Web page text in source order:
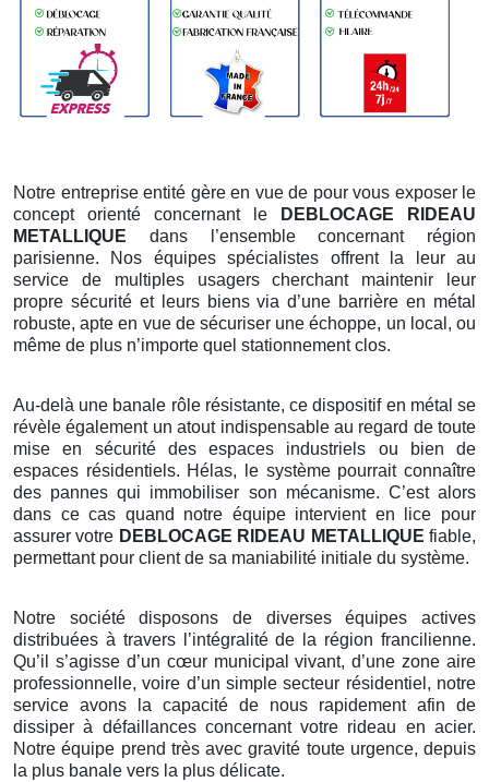
Notre entreprise entité gère en vue de pour vous exposer le
concept orienté concernant le
DEBLOCAGE RIDEAU
METALLIQUE dans l’ensemble concernant région
parisienne. Nos équipes spécialistes offrent la leur au
service de multiples usagers cherchant maintenir leur
propre sécurité et leurs biens via d’une barrière en métal
robuste, apte en vue de sécuriser une échoppe, un local, ou
même de plus n’importe quel stationnement clos.
Au-delà une banale rôle résistante, ce dispositif en métal se
révèle également un atout indispensable au regard de toute
mise en sécurité des espaces industriels ou bien de
espaces résidentiels. Hélas, le système pourrait connaître
des pannes qui immobiliser son mécanisme. C’est alors
dans ce cas quand notre équipe intervient en lice pour
assurer votre DEBLOCAGE RIDEAU METALLIQUE fiable,
permettant pour client de sa maniabilité initiale du système.
Notre société disposons de diverses équipes actives
distribuées à travers l’intégralité de la région francilienne.
Qu’il s’agisse d’un cœur municipal vivant, d’une zone aire
professionnelle, voire d’un simple secteur résidentiel, notre
service avons la capacité de nous rapidement afin de
dissiper à défaillances concernant votre rideau en acier.
Notre équipe prend très avec gravité toute urgence, depuis
la plus banale vers la plus délicate.